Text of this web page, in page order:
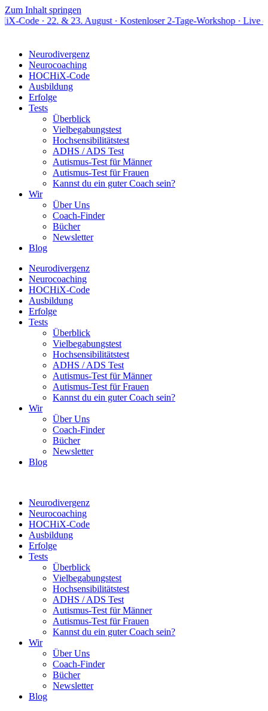
Zum Inhalt springen
22. & 23. August · Kostenloser 2-Tage-Workshop · Live online
Neurodivergenz
Neurocoaching
HOCHiX-Code
Ausbildung
Erfolge
Tests
Überblick
Vielbegabungstest
Hochsensibilitätstest
ADHS / ADS Test
Autismus-Test für Männer
Autismus-Test für Frauen
Kannst du ein guter Coach sein?
Wir
Über Uns
Coach-Finder
Bücher
Newsletter
Blog
Neurodivergenz
Neurocoaching
HOCHiX-Code
Ausbildung
Erfolge
Tests
Überblick
Vielbegabungstest
Hochsensibilitätstest
ADHS / ADS Test
Autismus-Test für Männer
Autismus-Test für Frauen
Kannst du ein guter Coach sein?
Wir
Über Uns
Coach-Finder
Bücher
Newsletter
Blog
Neurodivergenz
Neurocoaching
HOCHiX-Code
Ausbildung
Erfolge
Tests
Überblick
Vielbegabungstest
Hochsensibilitätstest
ADHS / ADS Test
Autismus-Test für Männer
Autismus-Test für Frauen
Kannst du ein guter Coach sein?
Wir
Über Uns
Coach-Finder
Bücher
Newsletter
Blog